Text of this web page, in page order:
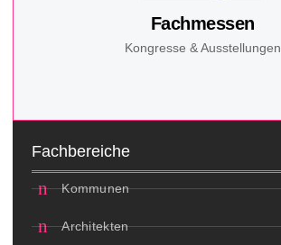
Fachmessen
Kongresse & Ausstellungen
Fachbereiche
Kommunen
Architekten